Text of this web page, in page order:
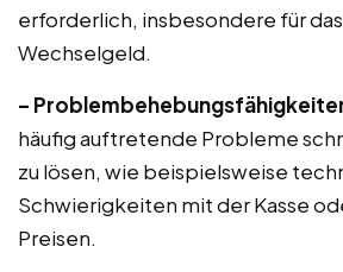
erforderlich, insbesondere für
Wechselgeld.
–
häufig auftretende Probleme
zu lösen, wie beispielsweise
Schwierigkeiten mit der Kasse
Preisen.